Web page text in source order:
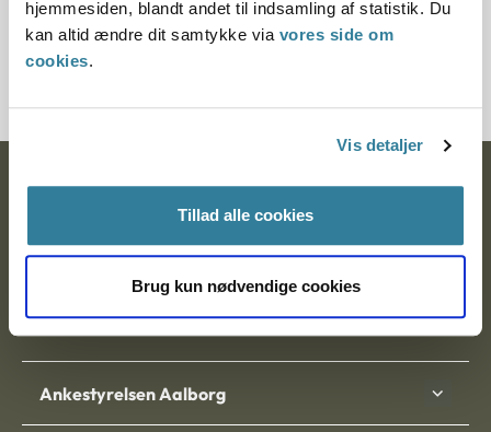
hjemmesiden, blandt andet til indsamling af statistik. Du
kan altid ændre dit samtykke via vores side om
cookies.
Vis detaljer
Tillad alle cookies
Brug kun nødvendige cookies
Journalnummer
200343-96
Ankestyrelsen
Nytorv 7, 2. sal
Ankestyrelsen Aalborg